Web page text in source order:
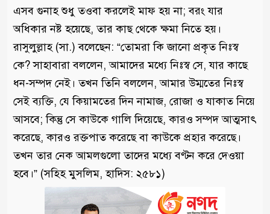
এসব গুনাহ শুধু তওবা করলেই মাফ হয় না; বরং যার
অধিকার নষ্ট হয়েছে, তার কাছ থেকে ক্ষমা নিতে হয়।
রাসুলুল্লাহ (সা.) বলেছেন: “তোমরা কি জানো প্রকৃত নিঃস্ব
কে? সাহাবারা বললেন, আমাদের মধ্যে নিঃস্ব সে, যার কাছে
ধন-সম্পদ নেই। তখন তিনি বললেন, আমার উম্মতের নিঃস্ব
সেই ব্যক্তি, যে কিয়ামতের দিন নামাজ, রোজা ও যাকাত নিয়ে
আসবে; কিন্তু সে কাউকে গালি দিয়েছে, কারও সম্পদ আত্মসাৎ
করেছে, কারও রক্তপাত করেছে বা কাউকে প্রহার করেছে।
তখন তার নেক আমলগুলো তাদের মধ্যে বণ্টন করে দেওয়া
হবে।” (সহিহ মুসলিম, হাদিস: ২৫৮১)